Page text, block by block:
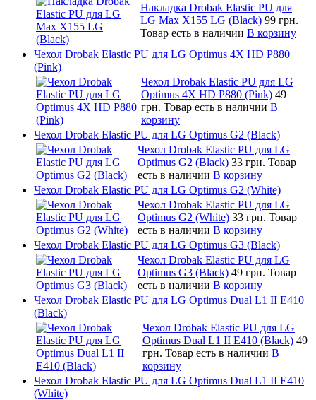
Накладка Drobak Elastic PU для
LG Max X155 LG (Black) 99 грн.
Товар есть в наличии В корзину
Чехол Drobak Elastic PU для LG Optimus 4X HD P880
(Pink)
Чехол Drobak Elastic PU для LG
Optimus 4X HD P880 (Pink) 49
грн. Товар есть в наличии В
корзину
Чехол Drobak Elastic PU для LG Optimus G2 (Black)
Чехол Drobak Elastic PU для LG
Optimus G2 (Black) 33 грн. Товар
есть в наличии В корзину
Чехол Drobak Elastic PU для LG Optimus G2 (White)
Чехол Drobak Elastic PU для LG
Optimus G2 (White) 33 грн. Товар
есть в наличии В корзину
Чехол Drobak Elastic PU для LG Optimus G3 (Black)
Чехол Drobak Elastic PU для LG
Optimus G3 (Black) 49 грн. Товар
есть в наличии В корзину
Чехол Drobak Elastic PU для LG Optimus Dual L1 II E410
(Black)
Чехол Drobak Elastic PU для LG
Optimus Dual L1 II E410 (Black) 49
грн. Товар есть в наличии В
корзину
Чехол Drobak Elastic PU для LG Optimus Dual L1 II E410
(White)